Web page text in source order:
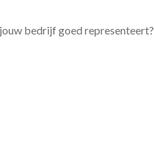
bedrijf goed representeert?